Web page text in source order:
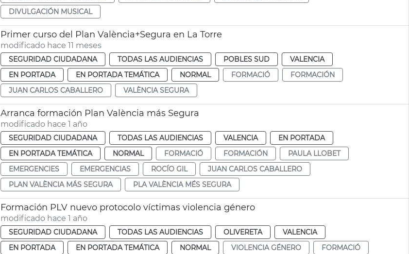
DIVULGACIÓN MUSICAL
Primer curso del Plan València+Segura en La Torre
modificado hace 11 meses
SEGURIDAD CIUDADANA TODAS LAS AUDIENCIAS POBLES SUD
VALENCIA
EN PORTADA
EN PORTADA TEMÁTICA NORMAL FORMACIÓ
FORMACIÓN
JUAN CARLOS CABALLERO
VALÈNCIA SEGURA
Arranca formación Plan València más Segura
modificado hace 1 año
SEGURIDAD CIUDADANA TODAS LAS AUDIENCIAS VALENCIA
EN PORTADA
EN PORTADA TEMÁTICA
NORMAL FORMACIÓ FORMACIÓN
PAULA LLOBET
EMERGENCIES
EMERGENCIAS ROCÍO GIL
JUAN CARLOS CABALLERO
PLAN VALÈNCIA MÁS SEGURA
PLA VALÈNCIA MÉS SEGURA
Formación PLV nuevo protocolo víctimas violencia género
modificado hace 1 año
SEGURIDAD CIUDADANA TODAS LAS AUDIENCIAS OLIVERETA
VALENCIA
EN PORTADA
EN PORTADA TEMÁTICA NORMAL VIOLENCIA GÉNERO FORMACIÓ